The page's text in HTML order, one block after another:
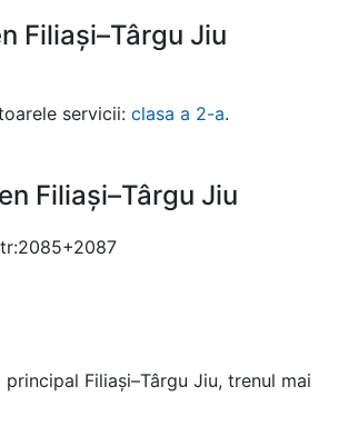
Filiași–Târgu Jiu
servicii: clasa a 2-a.
Filiași–Târgu Jiu
principal Filiași–Târgu Jiu, trenul mai